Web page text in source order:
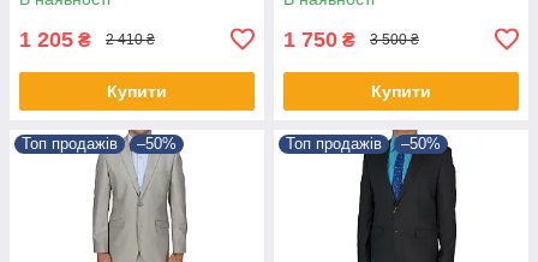
1 205 ₴ 2 410 ₴
Купити
1 750 ₴ 3 500 ₴
Купити
Топ продажів –50% Топ продажів –50%